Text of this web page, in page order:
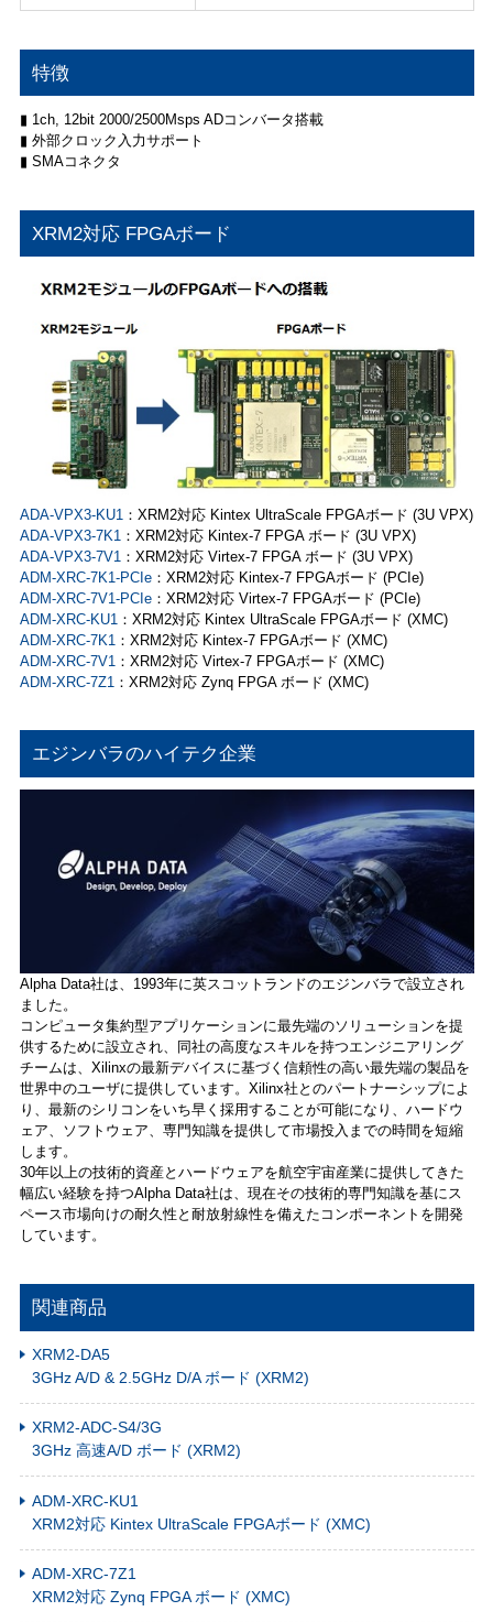
特徴
▮ 1ch, 12bit 2000/2500Msps ADコンバータ搭載
▮ 外部クロック入力サポート
▮ SMAコネクタ
XRM2対応 FPGAボード
ADA-VPX3-KU1 ：XRM2対応 Kintex UltraScale FPGAボード (3U VPX)
ADA-VPX3-7K1 ：XRM2対応 Kintex-7 FPGA ボード (3U VPX)
ADA-VPX3-7V1 ：XRM2対応 Virtex-7 FPGA ボード (3U VPX)
ADM-XRC-7K1-PCIe：XRM2対応 Kintex-7 FPGAボード (PCIe)
ADM-XRC-7V1-PCIe：XRM2対応 Virtex-7 FPGAボード (PCIe)
ADM-XRC-KU1 ：XRM2対応 Kintex UltraScale FPGAボード (XMC)
ADM-XRC-7K1 ：XRM2対応 Kintex-7 FPGAボード (XMC)
ADM-XRC-7V1 ：XRM2対応 Virtex-7 FPGAボード (XMC)
ADM-XRC-7Z1 ：XRM2対応 Zynq FPGA ボード (XMC)
エジンバラのハイテク企業
Alpha Data社は、1993年に英スコットランドのエジンバラで設立され
ました。
コンピュータ集約型アプリケーションに最先端のソリューションを提
供するために設立され、同社の高度なスキルを持つエンジニアリング
チームは、Xilinxの最新デバイスに基づく信頼性の高い最先端の製品を
世界中のユーザに提供しています。Xilinx社とのパートナーシップによ
り、最新のシリコンをいち早く採用することが可能になり、ハードウ
ェア、ソフトウェア、専門知識を提供して市場投入までの時間を短縮
します。
30年以上の技術的資産とハードウェアを航空宇宙産業に提供してきた
幅広い経験を持つAlpha Data社は、現在その技術的専門知識を基にス
ペース市場向けの耐久性と耐放射線性を備えたコンポーネントを開発
しています。
関連商品
XRM2-DA5
3GHz A/D & 2.5GHz D/A ボード (XRM2)
XRM2-ADC-S4/3G
3GHz 高速A/D ボード (XRM2)
ADM-XRC-KU1
XRM2対応 Kintex UltraScale FPGAボード (XMC)
ADM-XRC-7Z1
XRM2対応 Zynq FPGA ボード (XMC)